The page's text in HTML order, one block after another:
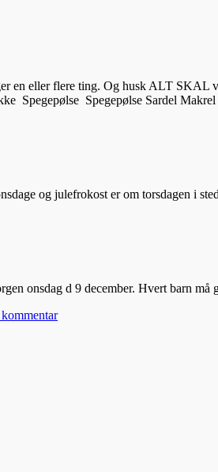
en eller flere ting. Og husk ALT
Spegepølse Spegepølse Sardel Makrel
og julefrokost er om torsdagen i
onsdag d 9 december. Hvert barn